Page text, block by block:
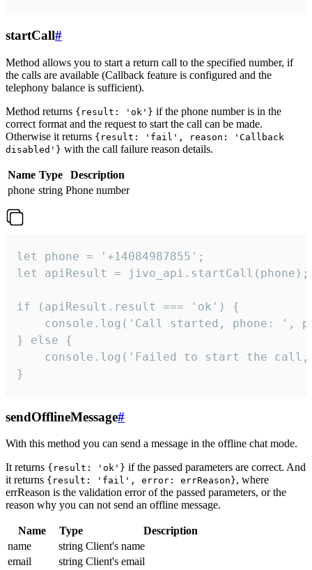
startCall#
Method allows you to start a return call to the specified number, if
the calls are available (Callback feature is configured and the
telephony balance is sufficient).
Method returns {result: 'ok'} if the phone number is in the
correct format and the request to start the call can be made.
Otherwise it returns {result: 'fail', reason: 'Callback
disabled'} with the call failure reason details.
Name Type
Description
phone string Phone number
let phone = '+14084987855';
let apiResult = jivo_api.startCall(phone);
if (apiResult.result === 'ok') {
console.log('Call started, phone: ',
} else {
console.log('Failed to start the
}
sendOfflineMessage#
With this method you can send a message in the offline chat mode.
It returns {result: 'ok'} if the passed parameters are correct. And
it returns {result: 'fail', error: errReason}, where
errReason is the validation error of the passed parameters, or the
reason why you can not send an offline message.
Name Type
Description
name
string Client's name
email
string Client's email